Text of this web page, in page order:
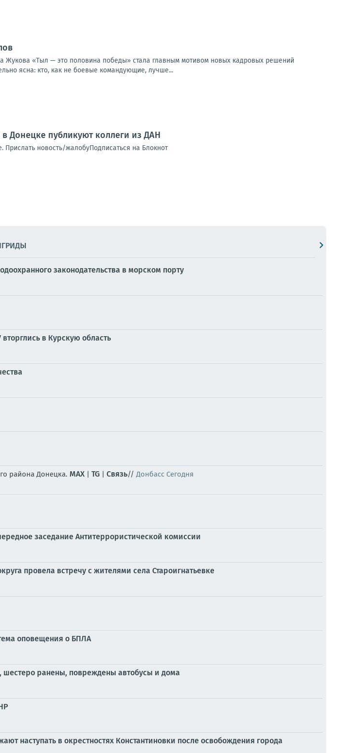
Жукова «Тыл — это половина победы» стала главным мотивом новых кадровых решений
ясна: кто, как не боевые командующие, лучше...
Донецке публикуют коллеги из ДАН
новость/жалобуПодписаться на Блокнот
законодательства в морском порту
в Курскую область
района Донецка. MAX | TG | Связь// Донбасс Сегодня
заседание Антитеррористической комиссии
провела встречу с жителями села Староигнатьевке
оповещения о БПЛА
шестеро ранены, повреждены автобусы и дома
наступать в окрестностях Константиновки после освобождения города